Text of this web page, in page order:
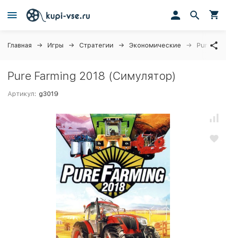
Главная Игры Стратегии Экономические Pure
Pure Farming 2018 (Симулятор)
Артикул: g3019